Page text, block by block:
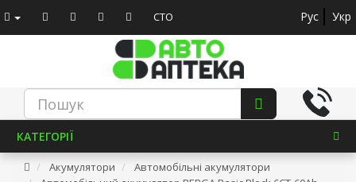
СТО Рус Укр
КАТЕГОРІЇ
Акумулятори
Автомобільні акумулятори